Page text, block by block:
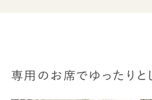
専用のお席でゆったりと